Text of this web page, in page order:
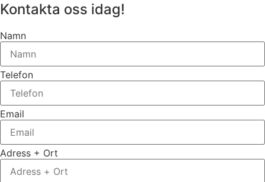
Kontakta oss idag!
Namn
Telefon
Email
Adress + Ort